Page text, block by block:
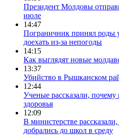
Президент Молдовы
июле
14:47
Пограничник принял роды
доехать из-за непогоды
14:15
Как выглядят новые
13:37
Убийство в Рышканском
12:44
Ученые рассказали,
здоровья
12:09
В министерстве
добрались до школ в среду